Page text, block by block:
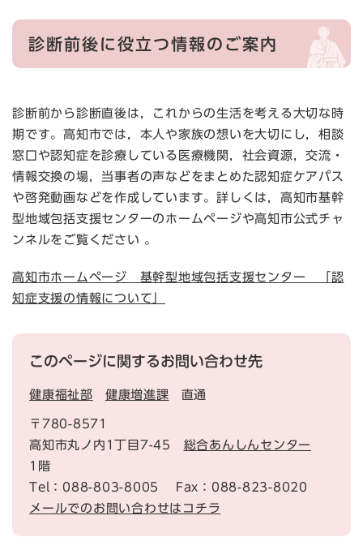
診断前後に役立つ情報のご案内
診断前から診断直後は，これからの生活を考える大切な時
期です。高知市では，本人や家族の想いを大切にし，相談
窓口や認知症を診療している医療機関，社会資源，交流・
情報交換の場，当事者の声などをまとめた認知症ケアパス
や啓発動画などを作成しています。詳しくは，高知市基幹
型地域包括支援センターのホームページや高知市公式チャ
ンネルをご覧ください 。
高知市ホームページ 基幹型地域包括支援センター 「認
知症支援の情報について」
このページに関するお問い合わせ先
健康福祉部 健康増進課 直通
〒780-8571
高知市丸ノ内1丁目7-45 総合あんしんセンター
1階
Tel：088-803-8005
Fax：088-823-8020
メールでのお問い合わせはコチラ